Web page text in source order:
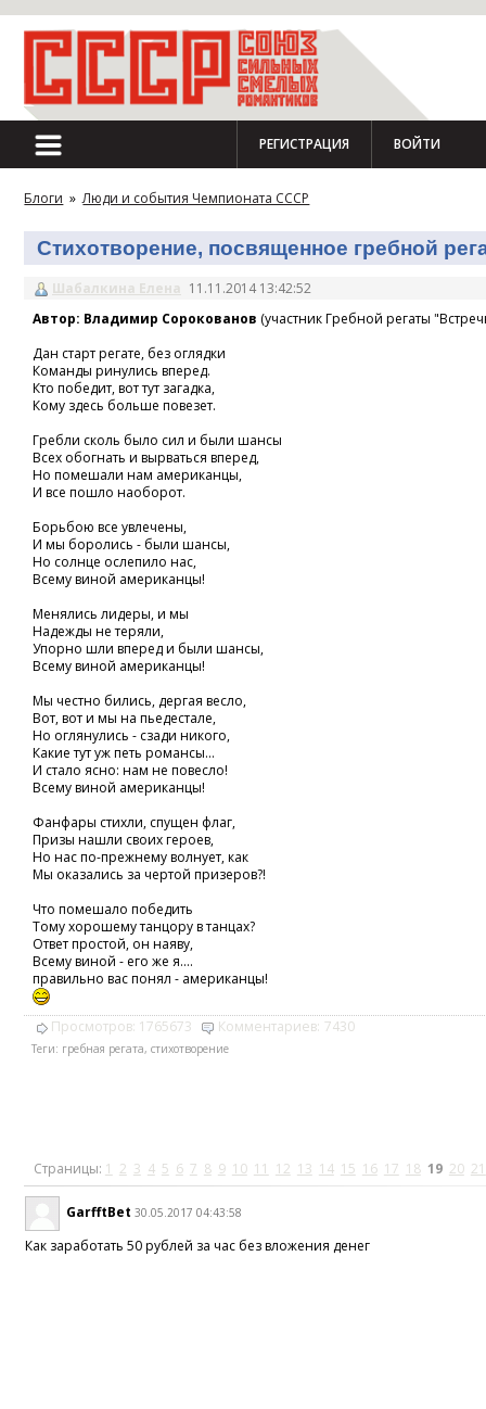
РЕГИСТРАЦИЯ ВОЙТИ
Блоги » Люди и события Чемпионата СССР
Стихотворение, посвященное гребной
Шабалкина Елена 11.11.2014 13:42:52
Автор: Владимир Сорокованов (участник Гребной регаты
Дан старт регате, без оглядки
Команды ринулись вперед.
Кто победит, вот тут загадка,
Кому здесь больше повезет.
Гребли сколь было сил и были шансы
Всех обогнать и вырваться вперед,
Но помешали нам американцы,
И все пошло наоборот.
Борьбою все увлечены,
И мы боролись - были шансы,
Но солнце ослепило нас,
Всему виной американцы!
Менялись лидеры, и мы
Надежды не теряли,
Упорно шли вперед и были шансы,
Всему виной американцы!
Мы честно бились, дергая весло,
Вот, вот и мы на пьедестале,
Но оглянулись - сзади никого,
Какие тут уж петь романсы...
И стало ясно: нам не повесло!
Всему виной американцы!
Фанфары стихли, спущен флаг,
Призы нашли своих героев,
Но нас по-прежнему волнует, как
Мы оказались за чертой призеров?!
Что помешало победить
Тому хорошему танцору в танцах?
Ответ простой, он наяву,
Всему виной - его же я....
правильно вас понял - американцы!
Просмотров: 1765673 Комментариев: 7430
Теги: гребная регата, стихотворение
Страницы: 1 2 3 4 5 6 7 8 9 10 11 12 13 14 15 16 17 18 19 20 21
GarfftBet 30.05.2017 04:43:58
Как заработать 50 рублей за час без вложения денег